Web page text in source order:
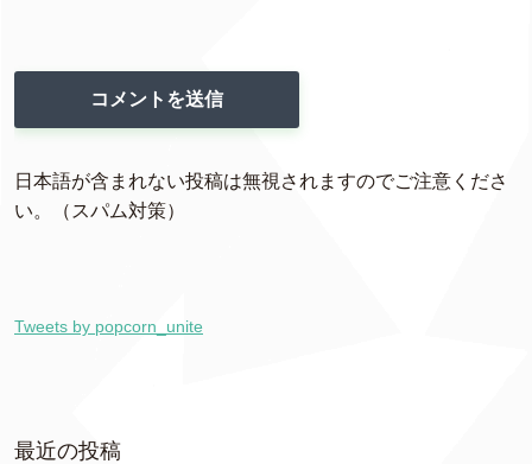
日本語が含まれない投稿は無視されますのでご注意くださ
い。（スパム対策）
Tweets by popcorn_unite
最近の投稿